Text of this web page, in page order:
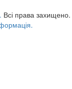
Всі права захищено.